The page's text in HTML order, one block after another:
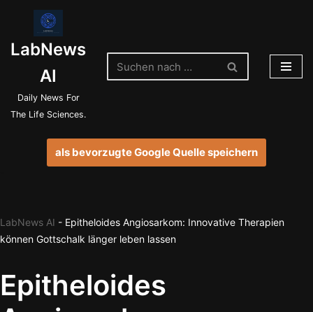
Inhalt
springen
LabNews
AI
Daily News For
The Life Sciences.
als bevorzugte Google Quelle speichern
LabNews AI - Epitheloides Angiosarkom: Innovative Therapien
können Gottschalk länger leben lassen
Epitheloides